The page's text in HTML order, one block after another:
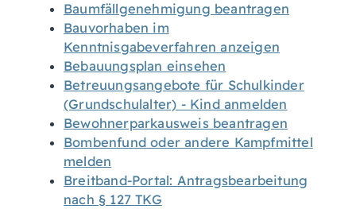
Baumfällgenehmigung beantragen
Bauvorhaben im
Kenntnisgabeverfahren anzeigen
Bebauungsplan einsehen
Betreuungsangebote für Schulkinder
(Grundschulalter) - Kind anmelden
Bewohnerparkausweis beantragen
Bombenfund oder andere Kampfmittel
melden
Breitband-Portal: Antragsbearbeitung
nach § 127 TKG